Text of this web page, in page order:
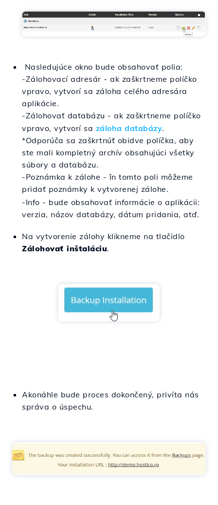
Nasledujúce okno bude obsahovať polia:
-Zálohovací adresár - ak zaškrtneme políčko
vpravo, vytvorí sa záloha celého adresára
aplikácie.
-Zálohovať databázu - ak zaškrtneme políčko
vpravo, vytvorí sa záloha databázy.
*Odporúča sa zaškrtnúť obidve políčka, aby
ste mali kompletný archív obsahujúci všetky
súbory a databázu.
-Poznámka k zálohe - în tomto poli môžeme
pridať poznámky k vytvorenej zálohe.
-Info - bude obsahovať informácie o aplikácii:
verzia, názov databázy, dátum pridania, atď.
Na vytvorenie zálohy klikneme na tlačidlo
Zálohovať inštaláciu.
Akonáhle bude proces dokončený, privíta nás
správa o úspechu.